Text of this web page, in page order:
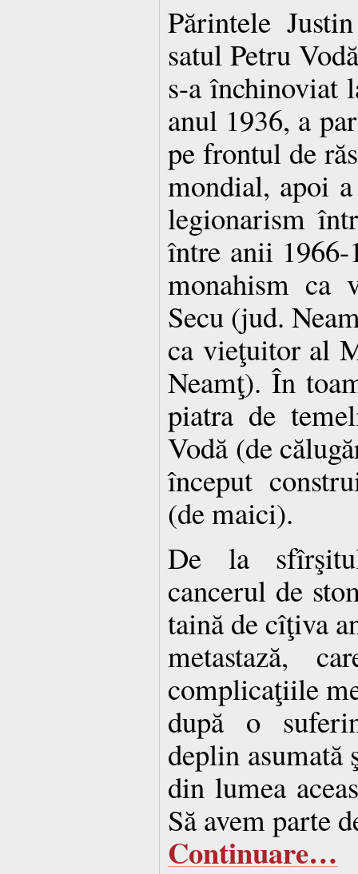
Părintele
satul Petru
s-a închinoviat
anul 1936, a
pe frontul de
mondial, apoi
legionarism
între anii
monahism ca
Secu (jud.
ca vieţuitor al
Neamţ). În
piatra de
Vodă (de
început
(de maici).
De la
cancerul de
taină de cîţiva
metastază,
complicaţiile
după o
deplin asumată
din lumea
Să avem parte
Continuare…